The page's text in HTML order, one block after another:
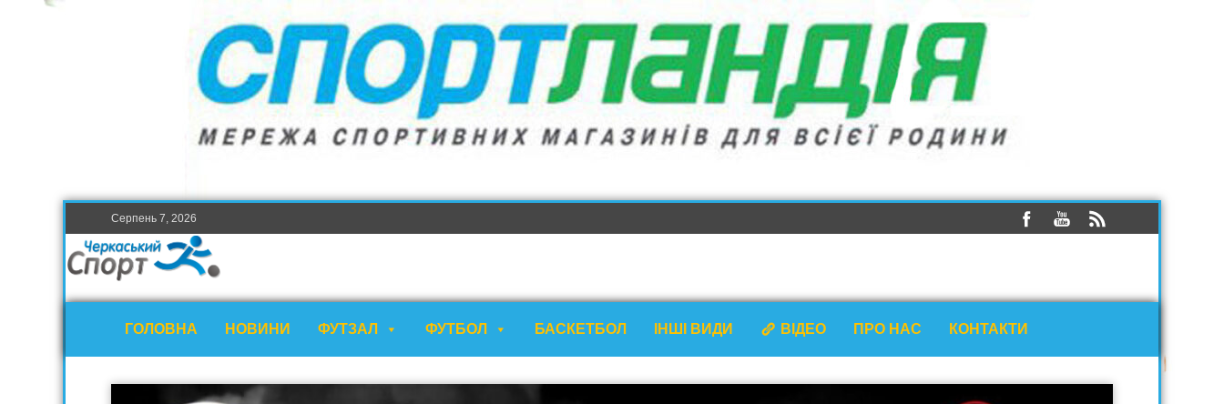
Серпень 7, 2026
ГОЛОВНА НОВИНИ ФУТЗАЛ ФУТБОЛ БАСКЕТБОЛ ІНШІ ВИДИ ВІДЕО ПРО НАС КОНТАКТИ